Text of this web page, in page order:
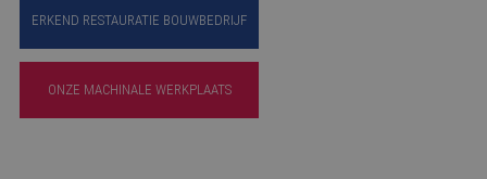
ERKEND RESTAURATIE BOUWBEDRIJF
ONZE MACHINALE WERKPLAATS